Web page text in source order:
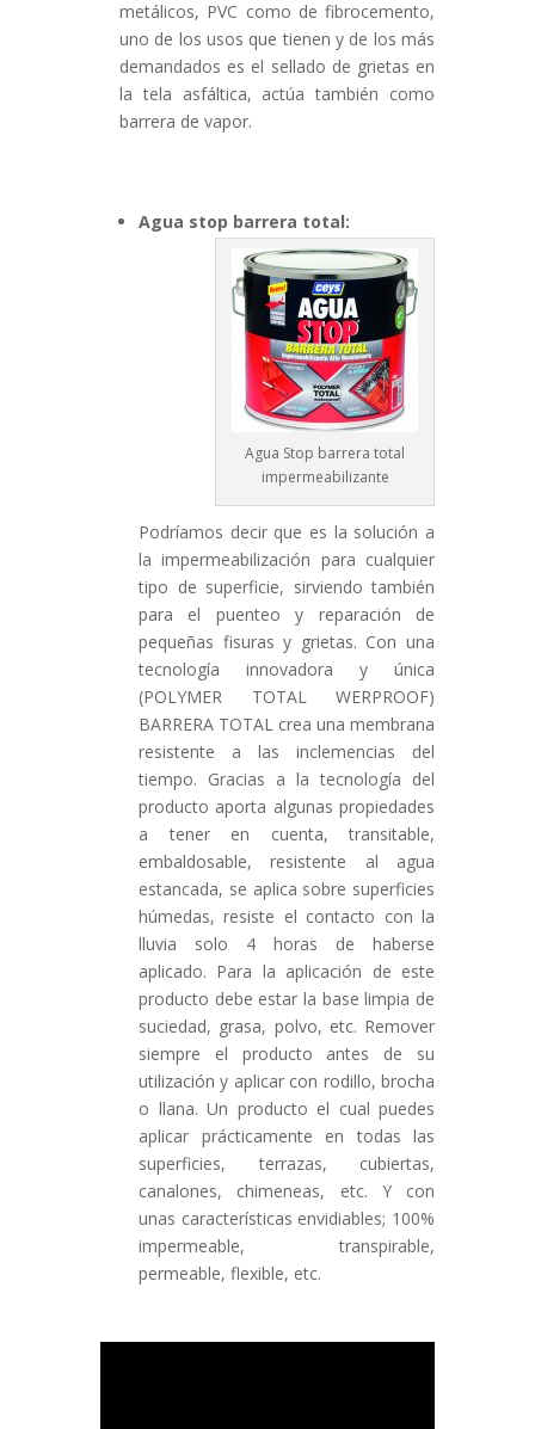
metálicos, PVC como de fibrocemento,
uno de los usos que tienen y de los más
demandados es el sellado de grietas en
la tela asfáltica, actúa también como
barrera de vapor.
Agua stop barrera total:
Agua Stop barrera total
impermeabilizante
Podríamos decir que es la solución a
la impermeabilización para cualquier
tipo de superficie, sirviendo también
para el puenteo y reparación de
pequeñas fisuras y grietas. Con una
tecnología innovadora y única
(POLYMER TOTAL WERPROOF)
BARRERA TOTAL crea una membrana
resistente a las inclemencias del
tiempo. Gracias a la tecnología del
producto aporta algunas propiedades
a tener en cuenta, transitable,
embaldosable, resistente al agua
estancada, se aplica sobre superficies
húmedas, resiste el contacto con la
lluvia solo 4 horas de haberse
aplicado. Para la aplicación de este
producto debe estar la base limpia de
suciedad, grasa, polvo, etc. Remover
siempre el producto antes de su
utilización y aplicar con rodillo, brocha
o llana. Un producto el cual puedes
aplicar prácticamente en todas las
superficies, terrazas, cubiertas,
canalones, chimeneas, etc. Y con
unas características envidiables; 100%
impermeable, transpirable,
permeable, flexible, etc.